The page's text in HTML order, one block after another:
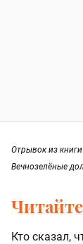
Отрывок из
Вечнозелёные
Кто сказал,